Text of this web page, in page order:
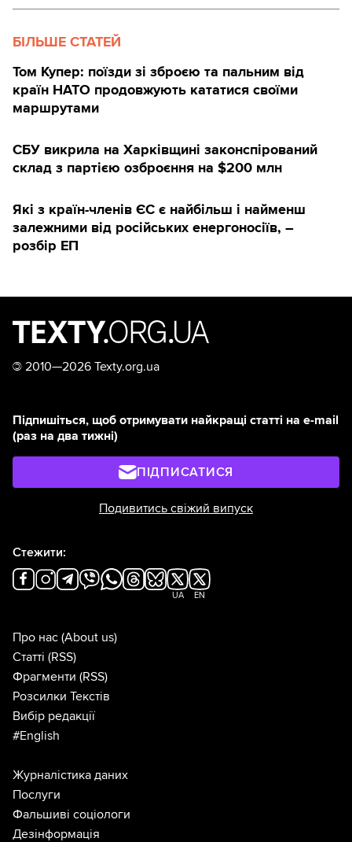
БІЛЬШЕ СТАТЕЙ
Том Купер: поїзди зі зброєю та пальним від
країн НАТО продовжують кататися своїми
маршрутами
СБУ викрила на Харківщині законспірований
склад з партією озброєння на $200 млн
Які з країн-членів ЄС є найбільш і найменш
залежними від російських енергоносіїв, –
розбір ЕП
© 2010—2026 Texty.org.ua
Підпишіться, щоб отримувати найкращі статті на e-mail
(раз на два тижні)
ПІДПИСАТИСЯ
Подивитись свіжий випуск
Стежити:
UA EN
Про нас (About us)
Статті (RSS)
Фрагменти (RSS)
Розсилки Текстів
Вибір редакції
#English
Журналістика даних
Послуги
Фальшиві соціологи
Дезінформація